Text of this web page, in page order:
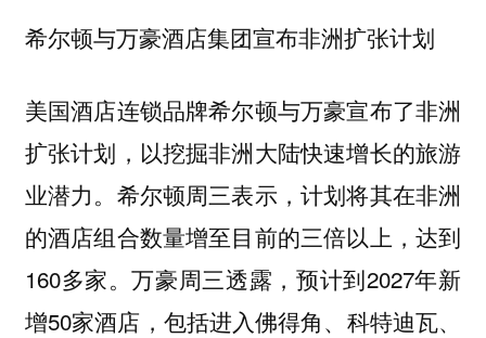
希尔顿与万豪酒店集团宣布非洲扩张计划
美国酒店连锁品牌希尔顿与万豪宣布了非洲
扩张计划，以挖掘非洲大陆快速增长的旅游
业潜力。希尔顿周三表示，计划将其在非洲
的酒店组合数量增至目前的三倍以上，达到
160多家。万豪周三透露，预计到2027年新
增50家酒店，包括进入佛得角、科特迪瓦、